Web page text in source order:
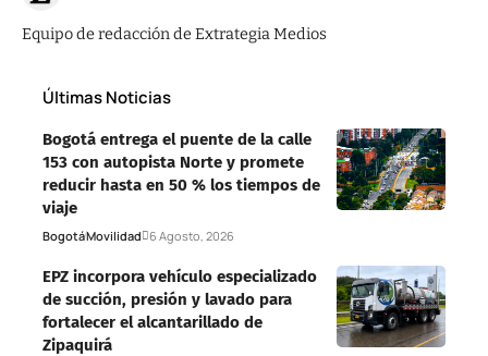
Equipo de redacción de Extrategia Medios
Últimas Noticias
Bogotá entrega el puente de la calle
153 con autopista Norte y promete
reducir hasta en 50 % los tiempos de
viaje
BogotáMovilidad 6 Agosto, 2026
EPZ incorpora vehículo especializado
de succión, presión y lavado para
fortalecer el alcantarillado de
Zipaquirá